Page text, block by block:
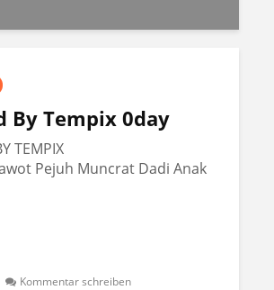
By Tempix 0day
TEMPIX
Pejuh Muncrat Dadi Anak
Kommentar schreiben